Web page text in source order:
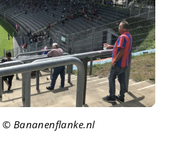
© Bananenflanke.nl